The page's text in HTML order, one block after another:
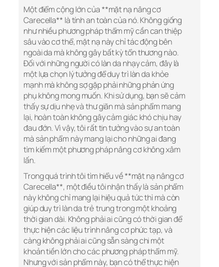
Một điểm cộng lớn của **mặt nạ nâng cơ
Carecella** là tính an toàn của nó. Không giống
như nhiều phương pháp thẩm mỹ cần can thiệp
sâu vào cơ thể, mặt nạ này chỉ tác động bên
ngoài da mà không gây bất kỳ tổn thương nào.
Đối với những người có làn da nhạy cảm, đây là
một lựa chọn lý tưởng để duy trì làn da khỏe
mạnh mà không sợ gặp phải những phản ứng
phụ không mong muốn. Khi sử dụng, bạn sẽ cảm
thấy sự dịu nhẹ và thư giãn mà sản phẩm mang
lại, hoàn toàn không gây cảm giác khó chịu hay
đau đớn. Vì vậy, tôi rất tin tưởng vào sự an toàn
mà sản phẩm này mang lại cho những ai đang
tìm kiếm một phương pháp nâng cơ không xâm
lấn.
Trong quá trình tôi tìm hiểu về **mặt nạ nâng cơ
Carecella**, một điều tôi nhận thấy là sản phẩm
này không chỉ mang lại hiệu quả tức thì mà còn
giúp duy trì làn da trẻ trung trong một khoảng
thời gian dài. Không phải ai cũng có thời gian để
thực hiện các liệu trình nâng cơ phức tạp, và
càng không phải ai cũng sẵn sàng chi một
khoản tiền lớn cho các phương pháp thẩm mỹ.
Nhưng với sản phẩm này, bạn có thể thực hiện